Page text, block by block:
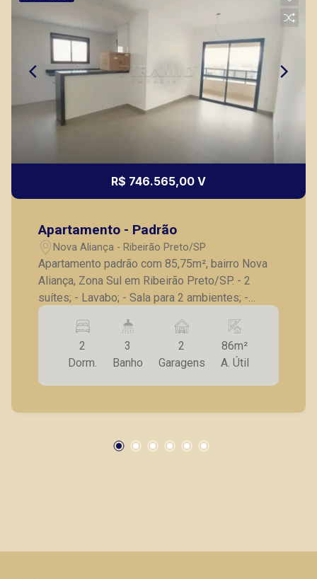
R$ 746.565,00 V
Apartamento - Padrão
Nova Aliança - Ribeirão Preto/SP
Apartamento padrão com 85,75m², bairro Nova
Aliança, Zona Sul em Ribeirão Preto/SP. - 2
suítes; - Lavabo; - Sala para 2 ambientes; -
Varanda gourmet com churrasqueira; - Cozinha; -
Lavanderia; - 2 vagas de garagem. A Piramid
tem como objetivo atender seus clientes com
agilidade e segurança, em locação, vendas de
imóveis prontos, usados ou mesmo nos
Preto.
2
Dorm.
3
Banho
2
Garagens
86m²
A. Útil